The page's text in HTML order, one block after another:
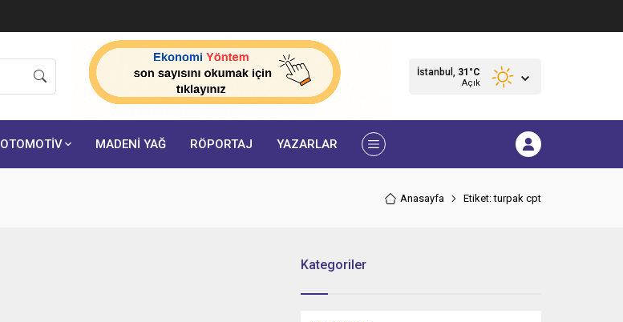
İstanbul, 31 °C
Açık
OTOMOTİV MADENİ YAĞ RÖPORTAJ YAZARLAR
Anasayfa Etiket: turpak cpt
Kategoriler